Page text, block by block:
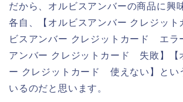
だから、オルビスアンバーの商品に興
各自、【オルビスアンバー クレジット
ビスアンバー クレジットカード エラ
アンバー クレジットカード 失敗】【
ー クレジットカード 使えない】とい
いるのだと思います。